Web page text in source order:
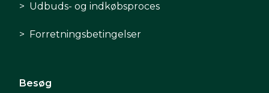
Udbuds- og indkøbsproces
Forretningsbetingelser
Besøg